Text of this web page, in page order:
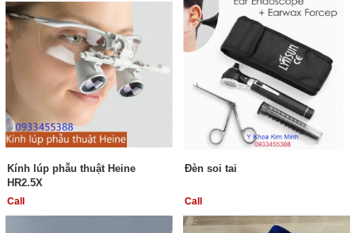
Kính lúp phẫu thuật Heine
HR2.5X
Call
Đèn soi tai
Call